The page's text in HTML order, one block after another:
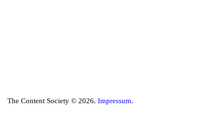
The Content Society © 2026. Impressum.